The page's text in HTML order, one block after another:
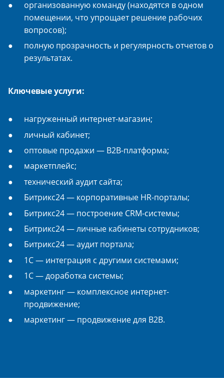
организованную команду (находятся в одном
помещении, что упрощает решение рабочих
вопросов);
полную прозрачность и регулярность отчетов о
результатах.
Ключевые услуги:
нагруженный интернет-магазин;
личный кабинет;
оптовые продажи — B2B-платформа;
маркетплейс;
технический аудит сайта;
Битрикс24 — корпоративные HR-порталы;
Битрикс24 — построение CRM-системы;
Битрикс24 — личные кабинеты сотрудников;
Битрикс24 — аудит портала;
1С — интеграция с другими системами;
1С — доработка системы;
маркетинг — комплексное интернет-
продвижение;
маркетинг — продвижение для B2B.